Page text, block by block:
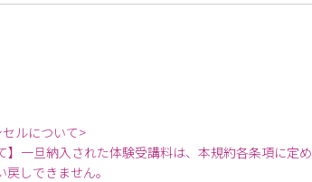
ルについて>
】一旦納入された体験受講料は、本規約各条項に定め
しできません。